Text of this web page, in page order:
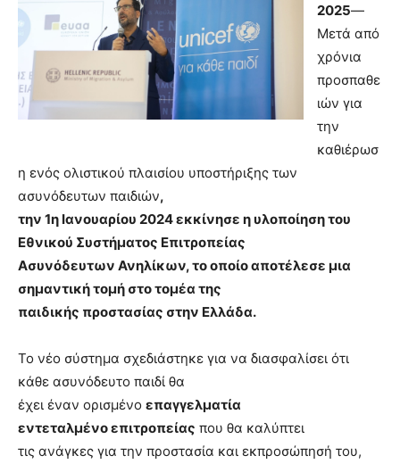
2025—
Μετά από
χρόνια
προσπαθε
ιών για
την
καθιέρωσ
η ενός ολιστικού πλαισίου υποστήριξης των
ασυνόδευτων παιδιών,
την 1η Ιανουαρίου 2024 εκκίνησε η υλοποίηση του
Εθνικού Συστήματος Επιτροπείας
Ασυνόδευτων Ανηλίκων, το οποίο αποτέλεσε μια
σημαντική τομή στο τομέα της
παιδικής προστασίας στην Ελλάδα.
Το νέο σύστημα σχεδιάστηκε για να διασφαλίσει ότι
κάθε ασυνόδευτο παιδί θα
έχει έναν ορισμένο επαγγελματία
εντεταλμένο επιτροπείας που θα καλύπτει
τις ανάγκες για την προστασία και εκπροσώπησή του,